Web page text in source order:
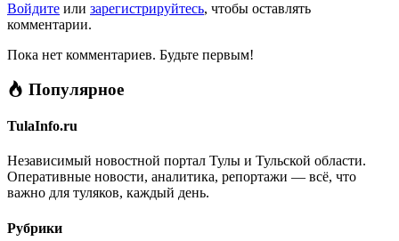
Войдите или зарегистрируйтесь, чтобы оставлять
комментарии.
Пока нет комментариев. Будьте первым!
Популярное
TulaInfo.ru
Независимый новостной портал Тулы и Тульской области.
Оперативные новости, аналитика, репортажи — всё, что
важно для туляков, каждый день.
Рубрики